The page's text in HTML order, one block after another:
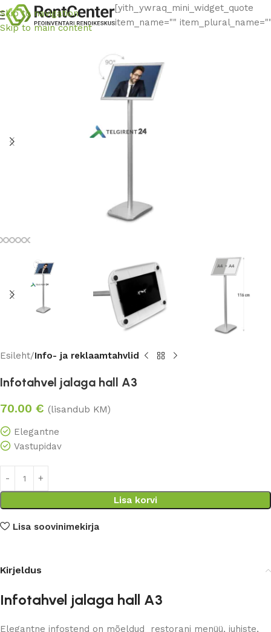
Skip to navigation
Skip to main content
[yith_ywraq_mini_widget_quote
item_name=""
Esileht Info- ja reklaamtahvlid
Infotahvel jalaga hall A3
70.00 € (lisandub KM)
Elegantne
Vastupidav
Lisa korvi
Lisa soovinimekirja
Kirjeldus
Infotahvel jalaga hall A3
Elegantne infostend on mõeldud restorani menüü, juhiste,